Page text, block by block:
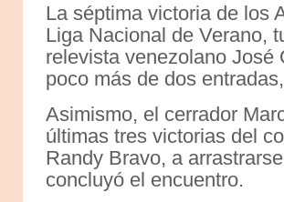
La séptima victoria de los
Liga Nacional de Verano,
relevista venezolano José
poco más de dos
Asimismo, el cerrador
últimas tres victorias del
Randy Bravo, a
concluyó el encuentro.